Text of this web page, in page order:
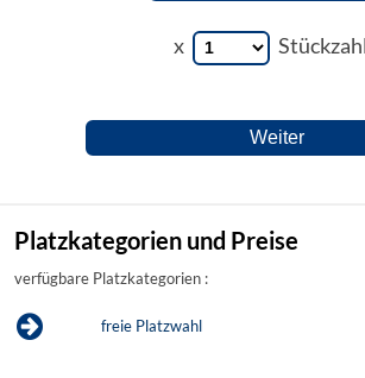
x Stückzahl
Platzkategorien und Preise
verfügbare Platzkategorien :
freie Platzwahl